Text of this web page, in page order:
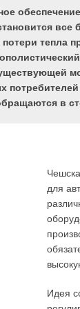
все
тепла
в
для
Идея
Любая
это
А.А.